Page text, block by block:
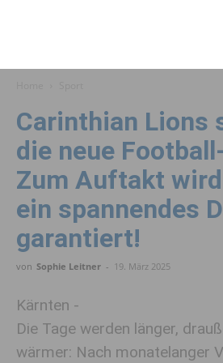
Carinthian Lions
die neue
Zum Auftakt
ein spannendes
garantiert!
von Sophie Leitner - 19. März 2025
Kärnten -
Die Tage werden länger,
wärmer: Nach monatelanger